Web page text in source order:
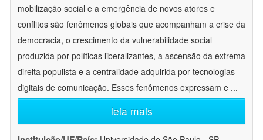
mobilização social e a emergência de novos atores e
conflitos são fenômenos globais que acompanham a crise da
democracia, o crescimento da vulnerabilidade social
produzida por políticas liberalizantes, a ascensão da extrema
direita populista e a centralidade adquirida por tecnologias
digitais de comunicação. Esses fenômenos expressam e ...
leia mais